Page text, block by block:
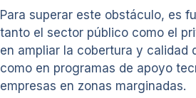
Para superar este obstáculo, es
tanto el sector público como el
en ampliar la cobertura y calidad
como en programas de apoyo
empresas en zonas marginadas.